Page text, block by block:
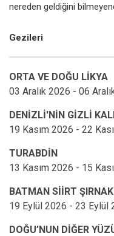
nereden geldiğini
Gezileri
ORTA VE DOĞU LİKYA
DENİZLİ'NİN GİZLİ
TURABDİN
BATMAN SİİRT
DOĞU’NUN DİĞER